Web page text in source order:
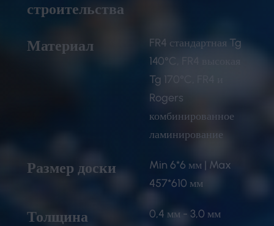
строительства
Материал
FR4 стандартная Tg
140°C, FR4 высокая
Tg 170°C, FR4 и
Rogers
комбинированное
ламинирование
Размер доски
Min 6*6 мм | Max
457*610 мм
Толщина
0,4 мм - 3,0 мм